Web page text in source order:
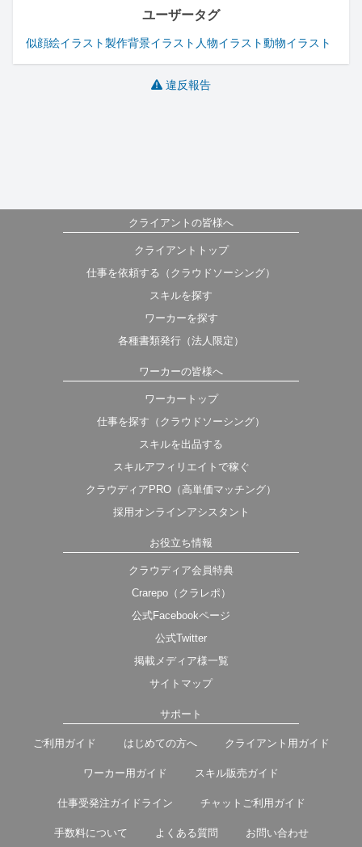
ユーザータグ
似顔絵イラスト製作背景イラスト 人物イラスト動物イラスト
違反報告
クライアントの皆様へ
クライアントトップ
仕事を依頼する（クラウドソーシング）
スキルを探す
ワーカーを探す
各種書類発行（法人限定）
ワーカーの皆様へ
ワーカートップ
仕事を探す（クラウドソーシング）
スキルを出品する
スキルアフィリエイトで稼ぐ
クラウディアPRO（高単価マッチング）
採用オンラインアシスタント
お役立ち情報
クラウディア会員特典
Crarepo（クラレポ）
公式Facebookページ
公式Twitter
掲載メディア様一覧
サイトマップ
サポート
ご利用ガイド はじめての方へ クライアント用ガイド
ワーカー用ガイド スキル販売ガイド
仕事受発注ガイドライン チャットご利用ガイド
手数料について よくある質問 お問い合わせ